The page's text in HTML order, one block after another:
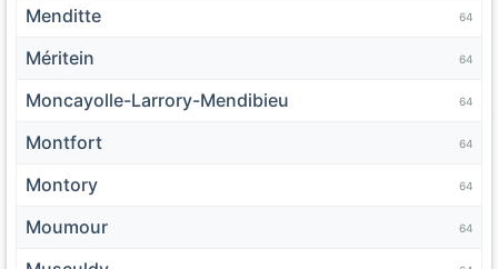
Menditte 64
Méritein 64
Moncayolle-Larrory-Mendibieu 64
Montfort 64
Montory 64
Moumour 64